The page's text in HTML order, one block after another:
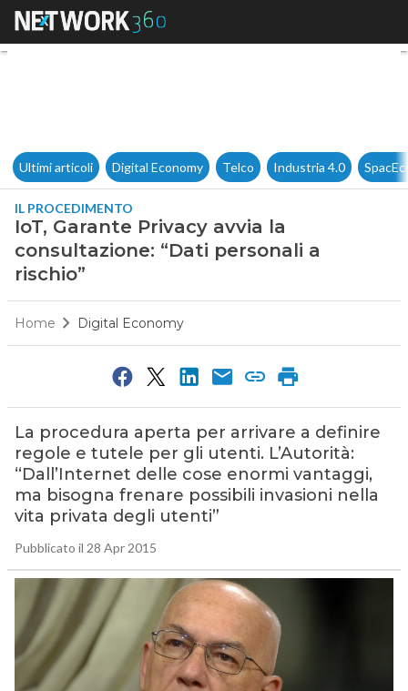
IoT, Garante Privacy avvia la
Ultimi articoli Digital Economy Telco Industria 4.0
IL PROCEDIMENTO
IoT, Garante Privacy avvia la
consultazione: “Dati personali a
rischio”
Home Digital Economy
La procedura aperta per arrivare a definire
regole e tutele per gli utenti. L’Autorità:
“Dall’Internet delle cose enormi vantaggi,
ma bisogna frenare possibili invasioni nella
vita privata degli utenti”
Pubblicato il 28 Apr 2015